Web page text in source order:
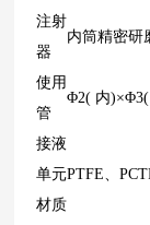
注射
器
内筒精密研
使用
管
Φ2( 内)×Φ3(
接液
单元
材质
PTFE、